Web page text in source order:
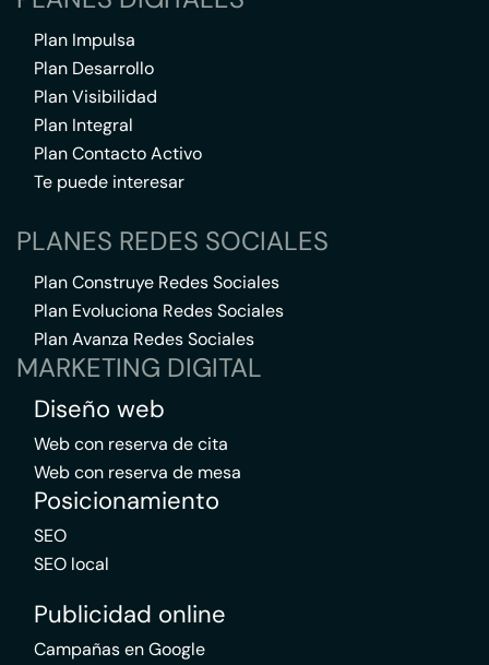
Plan Impulsa
Plan Desarrollo
Plan Visibilidad
Plan Integral
Plan Contacto Activo
Te puede interesar
PLANES REDES SOCIALES
Plan Construye Redes Sociales
Plan Evoluciona Redes Sociales
Plan Avanza Redes Sociales
MARKETING DIGITAL
Diseño web
Web con reserva de cita
Web con reserva de mesa
Posicionamiento
SEO
SEO local
Publicidad online
Campañas en Google